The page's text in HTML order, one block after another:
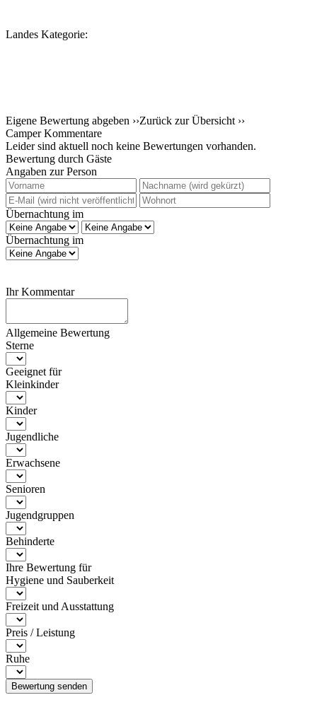
Landes Kategorie:
Eigene Bewertung abgeben ››Zurück zur Übersicht ››
Camper Kommentare
Leider sind aktuell noch keine Bewertungen vorhanden.
Bewertung durch Gäste
Angaben zur Person
Übernachtung im
Übernachtung im
Ihr Kommentar
Allgemeine Bewertung
Sterne
Geeignet für
Kleinkinder
Kinder
Jugendliche
Erwachsene
Senioren
Jugendgruppen
Behinderte
Ihre Bewertung für
Hygiene und Sauberkeit
Freizeit und Ausstattung
Preis / Leistung
Ruhe